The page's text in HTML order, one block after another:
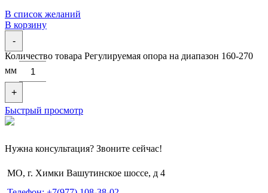
В список желаний
В корзину
-
Количество товара Регулируемая опора на диапазон 160-270
мм
+
Быстрый просмотр
Нужна консультация? Звоните сейчас!
МО, г. Химки Вашутинское шоссе, д 4